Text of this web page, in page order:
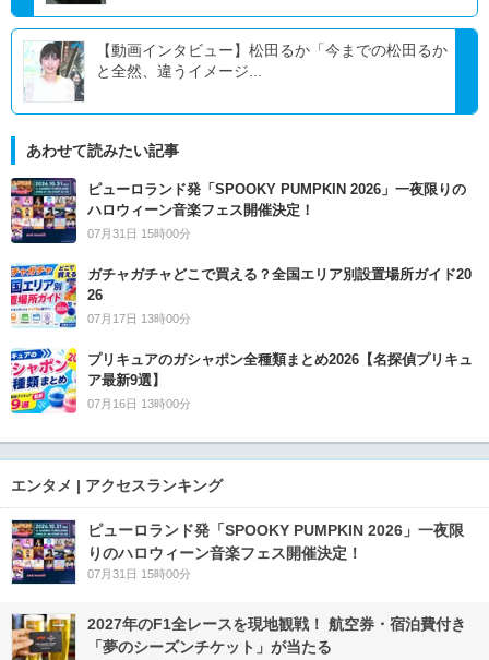
【動画インタビュー】松田るか「今までの松田るか
と全然、違うイメージ...
あわせて読みたい記事
ピューロランド発「SPOOKY PUMPKIN 2026」一夜限りの
ハロウィーン音楽フェス開催決定！
07月31日 15時00分
ガチャガチャどこで買える？全国エリア別設置場所ガイド20
26
07月17日 13時00分
プリキュアのガシャポン全種類まとめ2026【名探偵プリキュ
ア最新9選】
07月16日 13時00分
エンタメ | アクセスランキング
ピューロランド発「SPOOKY PUMPKIN 2026」一夜限
りのハロウィーン音楽フェス開催決定！
07月31日 15時00分
2027年のF1全レースを現地観戦！ 航空券・宿泊費付き
「夢のシーズンチケット」が当たる